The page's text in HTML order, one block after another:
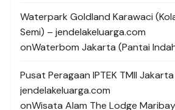
Waterpark Goldland Karawaci
Semi) – jendelakeluarga.com
onWaterbom Jakarta (Pantai
Pusat Peragaan IPTEK TMII
jendelakeluarga.com
onWisata Alam The Lodge